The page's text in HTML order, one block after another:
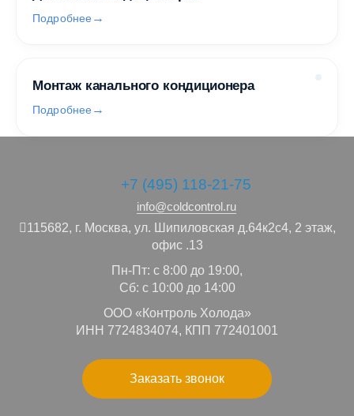
Подробнее
Монтаж канального кондиционера
Подробнее
+7 (495) 118-21-75
info@coldcontrol.ru
115682, г. Москва, ул. Шипиловская д.64к2с4, 2 этаж,
офис .13
Пн-Пт: с 8:00 до 19:00,
Сб: с 10:00 до 14:00
ООО «Контроль Холода»
ИНН 7724834074, КПП 772401001
Заказать звонок